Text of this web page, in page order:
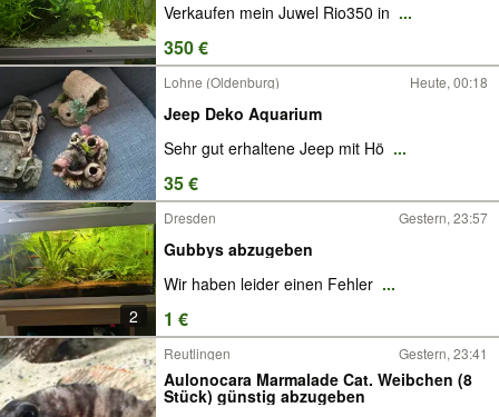
Verkaufen mein Juwel Rio350 in ...
350 €
Lohne (Oldenburg) Heute, 00:18
Jeep Deko Aquarium
Sehr gut erhaltene Jeep mit Hö ...
35 €
2
Dresden Gestern, 23:57
Gubbys abzugeben
Wir haben leider einen Fehler ...
1 €
Reutlingen Gestern, 23:41
Aulonocara Marmalade Cat. Weibchen (8
Stück) günstig abzugeben